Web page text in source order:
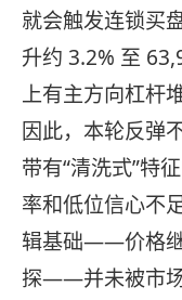
就会触发连锁买
升约 3.2% 至
上有主方向杠杆
因此，本轮反弹
带有“清洗式”特
率和低位信心不
辑基础——价格
探——并未被市